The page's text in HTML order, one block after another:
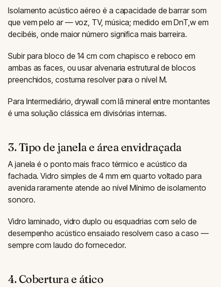
Isolamento acústico aéreo é a capacidade de barrar som
que vem pelo ar — voz, TV, música; medido em DnT,w em
decibéis, onde maior número significa mais barreira.
Subir para bloco de 14 cm com chapisco e reboco em
ambas as faces, ou usar alvenaria estrutural de blocos
preenchidos, costuma resolver para o nível M.
Para Intermediário, drywall com lã mineral entre montantes
é uma solução clássica em divisórias internas.
3. Tipo de janela e área envidraçada
A janela é o ponto mais fraco térmico e acústico da
fachada. Vidro simples de 4 mm em quarto voltado para
avenida raramente atende ao nível Mínimo de isolamento
sonoro.
Vidro laminado, vidro duplo ou esquadrias com selo de
desempenho acústico ensaiado resolvem caso a caso —
sempre com laudo do fornecedor.
4. Cobertura e ático